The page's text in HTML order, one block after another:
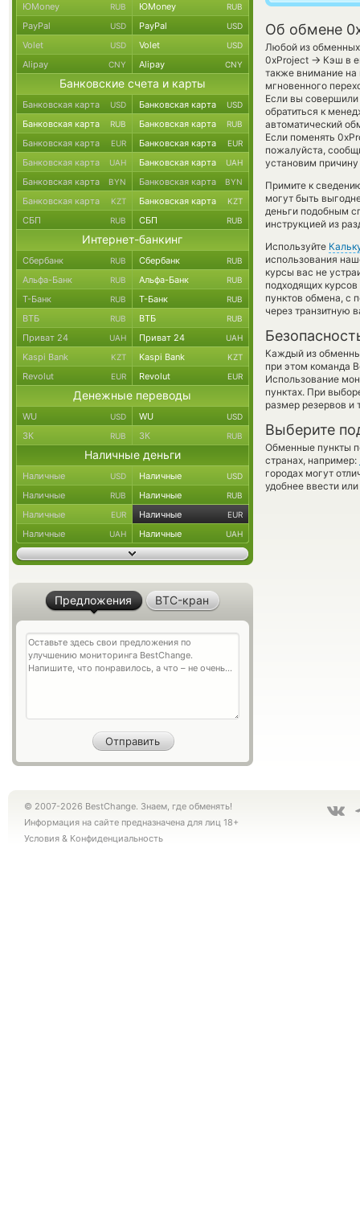
Об обмене
Любой из обменных
0xProject → Кэш в
также внимание на
мгновенного
Если вы
обратиться к
автоматический
Если поменять
пожалуйста,
установим
Примите к
могут быть
деньги подобным
инструкцией из
Используйте
использования
курсы вас не
подходящих
пунктов обмена,
через транзитную
Каждый из
при этом команда
Использование
пунктах. При
размер резервов и
Выберите
Обменные пункты
странах, например:
городах могут
удобнее ввести
ЮMoney RUB ЮMoney RUB
PayPal USD PayPal USD
Volet USD Volet USD
Alipay CNY Alipay CNY
Банковские счета и карты
Банковская карта USD Банковская карта USD
Банковская карта RUB Банковская карта RUB
Банковская карта EUR Банковская карта EUR
Банковская карта UAH Банковская карта UAH
Банковская карта BYN Банковская карта BYN
Банковская карта KZT Банковская карта KZT
СБП RUB СБП RUB
Интернет-банкинг
Сбербанк RUB Сбербанк RUB
Альфа-Банк RUB Альфа-Банк RUB
Т-Банк RUB Т-Банк RUB
ВТБ RUB ВТБ RUB
Приват 24 UAH Приват 24 UAH
Kaspi Bank KZT Kaspi Bank KZT
Revolut EUR Revolut EUR
Денежные переводы
WU USD WU USD
ЗК RUB ЗК RUB
Наличные деньги
Наличные USD Наличные USD
Наличные RUB Наличные RUB
Наличные EUR Наличные EUR
Наличные UAH Наличные UAH
Предложения BTC-кран
© 2007-2026 BestChange. Знаем, где обменять!
Информация на сайте предназначена для лиц 18+
Условия & Конфиденциальность